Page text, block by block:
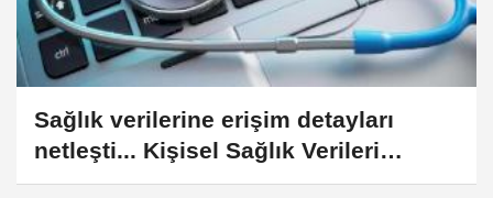
Sağlık verilerine erişim detayları
netleşti... Kişisel Sağlık Verileri
Yönetmeliği'nde önemli değişiklik